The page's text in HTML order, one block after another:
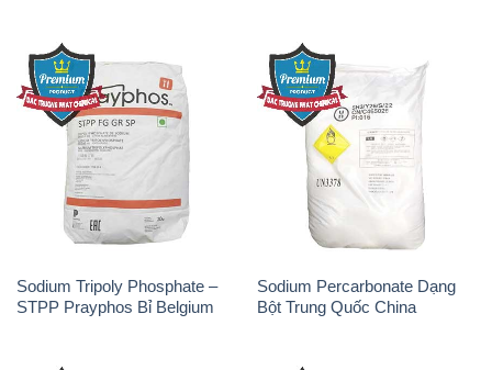
Sodium Tripoly Phosphate –
STPP Prayphos Bỉ Belgium
Sodium Percarbonate Dạng
Bột Trung Quốc China